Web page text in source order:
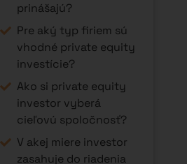
prinášajú?
Pre aký typ firiem sú
vhodné private equity
investície?
Ako si private equity
investor vyberá
cieľovú spoločnosť?
V akej miere investor
zasahuje do riadenia